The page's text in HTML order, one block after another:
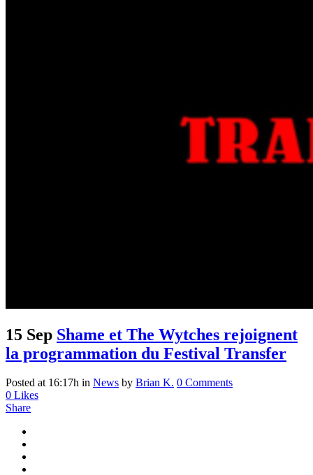
15 Sep Shame et The Wytches rejoignent
la programmation du Festival Transfer
Posted at 16:17h in News by Brian K. 0 Comments
0 Likes
Share